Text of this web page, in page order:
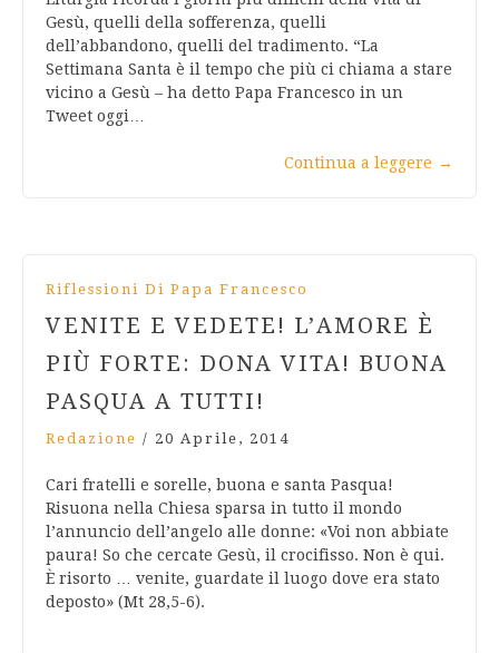
Gesù, quelli della sofferenza, quelli
dell’abbandono, quelli del tradimento. “La
Settimana Santa è il tempo che più ci chiama a stare
vicino a Gesù – ha detto Papa Francesco in un
Tweet oggi…
Continua a leggere →
Riflessioni Di Papa Francesco
VENITE E VEDETE! L’AMORE È
PIÙ FORTE: DONA VITA! BUONA
PASQUA A TUTTI!
Redazione / 20 Aprile, 2014
Cari fratelli e sorelle, buona e santa Pasqua!
Risuona nella Chiesa sparsa in tutto il mondo
l’annuncio dell’angelo alle donne: «Voi non abbiate
paura! So che cercate Gesù, il crocifisso. Non è qui.
È risorto … venite, guardate il luogo dove era stato
deposto» (Mt 28,5-6).